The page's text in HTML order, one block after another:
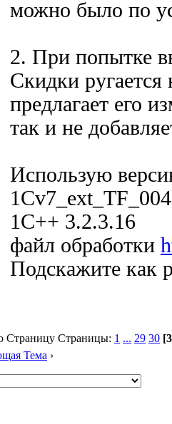
можно было по
2. При попытке
Скидки ругается
предлагает его
так и не
Использую
1Cv7_ext_TF_004
1С++ 3.2.3.16
файл обработки
Подскажите как
Страницы: 1 ... 29 30
Тема ›